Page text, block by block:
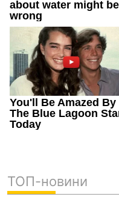
ТОП-новини